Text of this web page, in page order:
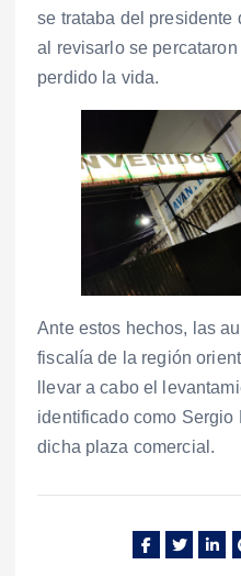
se trataba del presidente
al revisarlo se
perdido la vida.
Ante estos hechos, las
fiscalía de la región
llevar a cabo el
identificado como Sergio
dicha plaza comercial.